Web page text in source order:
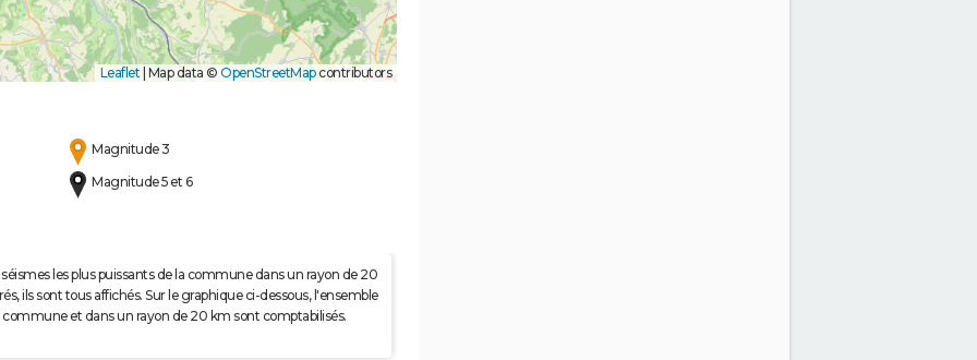
Leaflet Map data © OpenStreetMapcontributors
Magnitude 3
Magnitude 5 et 6
les plus puissants de la commune dans un rayon de 20
ils sont tous affichés. Sur le graphique ci-dessous, l'ensemble
et dans un rayon de 20 km sont comptabilisés.